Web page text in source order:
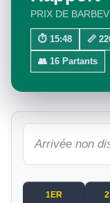
PRIX DE
⏱ 15:48 📏
👥 16 Partants
Arrivée non
1ER